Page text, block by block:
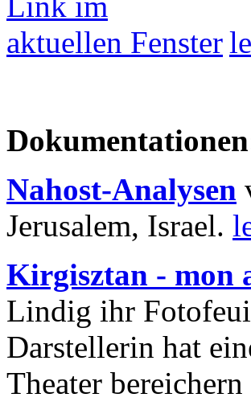
Nahost-Analysen
Jerusalem, Israel.
Kirgisztan - mon
Lindig ihr
Darstellerin hat
Theater